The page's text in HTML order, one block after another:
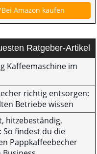
Amazon kaufen
Ratgeber-Artikel
Kaffeemaschine im
richtig entsorgen:
Betriebe wissen
hitzebeständig,
So findest du die
Pappkaffeebecher